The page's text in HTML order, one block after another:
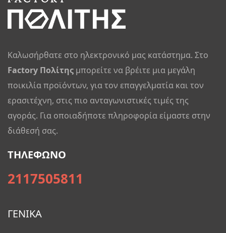
Καλωσήρθατε στο ηλεκτρονικό μας κατάστημα. Στο
Factory Πολίτης μπορείτε να βρέιτε μια μεγάλη
ποικιλία προϊόντων, για τον επαγγελματία και τον
ερασιτέχνη, στις πιο ανταγωνιστικές τιμές της
αγοράς. Για οποιαδήποτε πληροφορία είμαστε στην
διάθεσή σας.
ΤΗΛΕΦΩΝΟ
2117505811
ΓΕΝΙΚΑ